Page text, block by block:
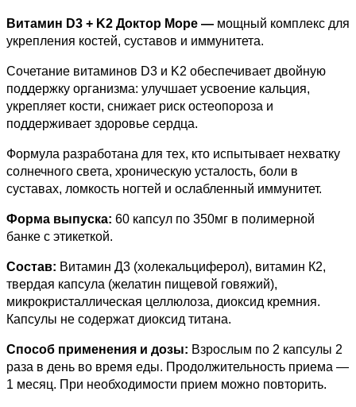
Витамин D3 + K2 Доктор Море — мощный комплекс для
укрепления костей, суставов и иммунитета.
Сочетание витаминов D3 и K2 обеспечивает двойную
поддержку организма: улучшает усвоение кальция,
укрепляет кости, снижает риск остеопороза и
поддерживает здоровье сердца.
Формула разработана для тех, кто испытывает нехватку
солнечного света, хроническую усталость, боли в
суставах, ломкость ногтей и ослабленный иммунитет.
Форма выпуска: 60 капсул по 350мг в полимерной
банке с этикеткой.
Состав: Витамин Д3 (холекальциферол), витамин К2,
твердая капсула (желатин пищевой говяжий),
микрокристаллическая целлюлоза, диоксид кремния.
Капсулы не содержат диоксид титана.
Способ применения и дозы: Взрослым по 2 капсулы 2
раза в день во время еды. Продолжительность приема —
1 месяц. При необходимости прием можно повторить.